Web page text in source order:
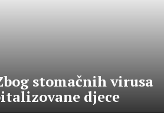
stomačnih virusa
djece